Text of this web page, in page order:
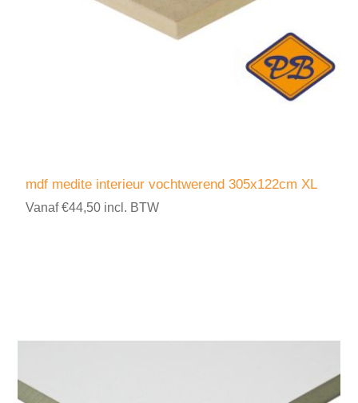
mdf medite interieur vochtwerend 305x122cm XL
Vanaf €44,50 incl. BTW